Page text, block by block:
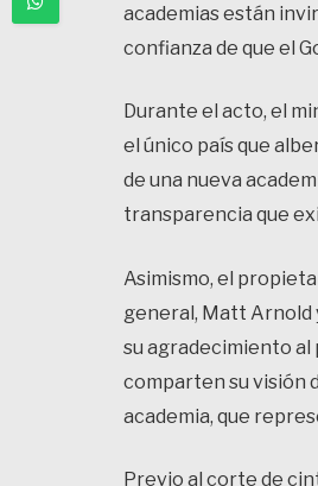
academias están
confianza de que el
Durante el acto, el
el único país que
de una nueva
transparencia que
Asimismo, el
general, Matt Arnold
su agradecimiento
comparten su visión
academia, que
Previo al corte de